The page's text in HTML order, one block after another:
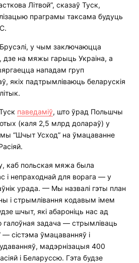
Літвой”, сказаў Туск,
праграмы таксама будуць
у чым заключаюцца
дзе на мяжы гарыць Украіна, а
нападам груп
якіх падтрымліваюць беларускія
паведаміў, што ўрад Польшчы
(каля 2,5 млрд долараў) у
“Шчыт Усход” на ўмацаванне
каб польская мяжа была
і непраходнай для ворага — у
урада. — Мы назвалі гэты план
і стрымлівання кодавым імем
шчыт, які абароніць нас ад
галоўная задача — стрымліваць
сістэма ўмацаванняў і
мадэрнізацыя 400
і Беларуссю. Гэта будзе